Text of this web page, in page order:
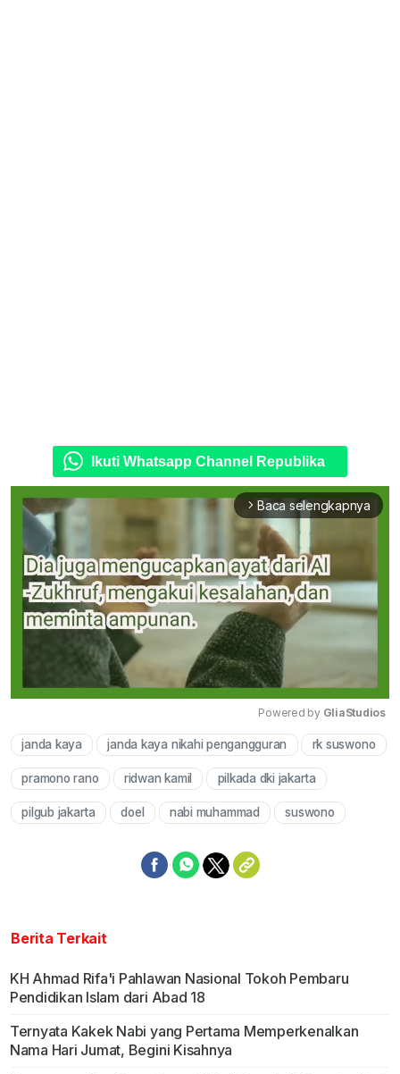
Ikuti Whatsapp Channel Republika
arrow_forward_ios Baca selengkapnya
Mute
Powered by GliaStudios
janda kaya janda kaya nikahi pengangguran rk suswono
pramono rano ridwan kamil pilkada dki jakarta
pilgub jakarta doel nabi muhammad suswono
Berita Terkait
KH Ahmad Rifa'i Pahlawan Nasional Tokoh Pembaru
Pendidikan Islam dari Abad 18
Ternyata Kakek Nabi yang Pertama Memperkenalkan
Nama Hari Jumat, Begini Kisahnya